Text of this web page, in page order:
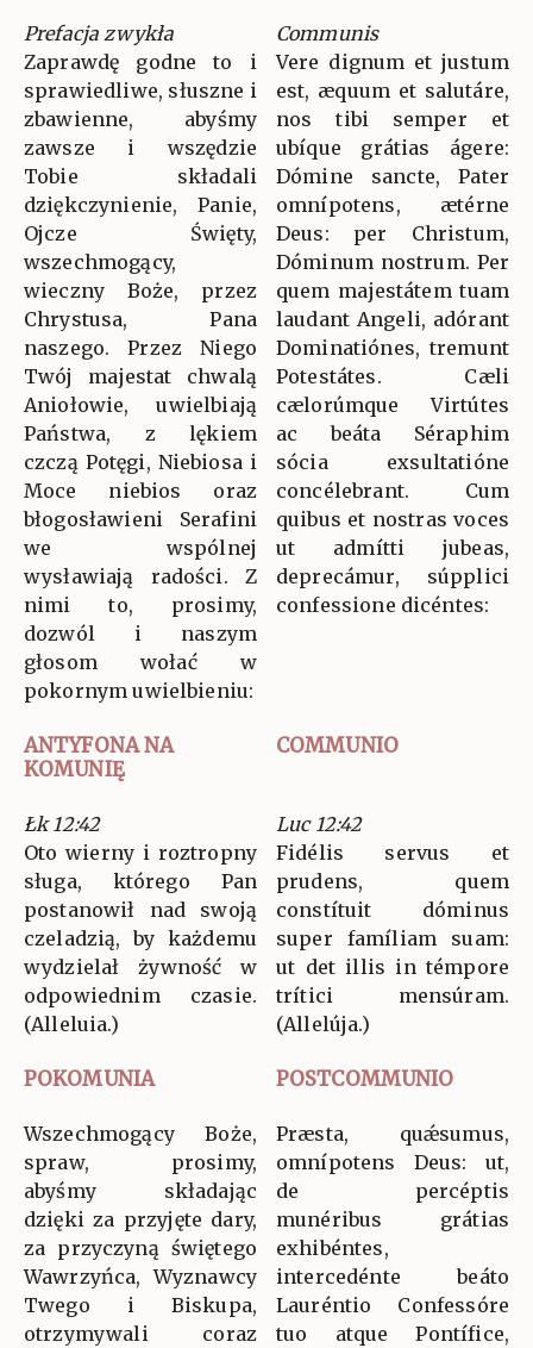
Prefacja zwykła
Zaprawdę godne to i
sprawiedliwe, słuszne i
zbawienne, abyśmy
zawsze i wszędzie
Tobie składali
dziękczynienie, Panie,
Ojcze Święty,
wszechmogący,
wieczny Boże, przez
Chrystusa, Pana
naszego. Przez Niego
Twój majestat chwalą
Aniołowie, uwielbiają
Państwa, z lękiem
czczą Potęgi, Niebiosa i
Moce niebios oraz
błogosławieni Serafini
we wspólnej
wysławiają radości. Z
nimi to, prosimy,
dozwól i naszym
głosom wołać w
pokornym uwielbieniu:
Communis
Vere dignum et justum
est, æquum et salutáre,
nos tibi semper et
ubíque grátias ágere:
Dómine sancte, Pater
omnípotens, ætérne
Deus: per Christum,
Dóminum nostrum. Per
quem majestátem tuam
laudant Angeli, adórant
Dominatiónes, tremunt
Potestátes. Cæli
cælorúmque Virtútes
ac beáta Séraphim
sócia exsultatióne
concélebrant. Cum
quibus et nostras voces
ut admítti jubeas,
deprecámur, súpplici
confessione dicéntes:
ANTYFONA NA
KOMUNIĘ
COMMUNIO
Łk 12:42
Oto wierny i roztropny
sługa, którego Pan
postanowił nad swoją
czeladzią, by każdemu
wydzielał żywność w
odpowiednim czasie.
(Alleluia.)
Luc 12:42
Fidélis servus et
prudens, quem
constítuit dóminus
super famíliam suam:
ut det illis in témpore
trítici mensúram.
(Allelúja.)
POKOMUNIA POSTCOMMUNIO
Wszechmogący Boże,
spraw, prosimy,
abyśmy składając
dzięki za przyjęte dary,
za przyczyną świętego
Wawrzyńca, Wyznawcy
Twego i Biskupa,
otrzymywali coraz
Præsta, quǽsumus,
omnípotens Deus: ut,
de percéptis
munéribus grátias
exhibéntes,
intercedénte beáto
Lauréntio Confessóre
tuo atque Pontífice,